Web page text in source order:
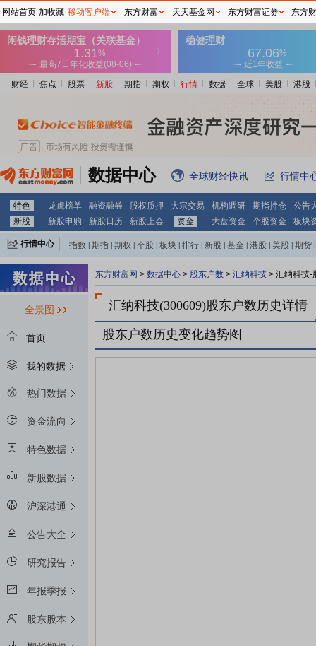
财经 焦点 股票 新股 期指 期权 行情 数据 全球 美股 港股
数据中心 全球财经快讯 行情中
特色 龙虎榜单 融资融券 股权质押 大宗交易 机构调研 期指持仓
公告
新股
新股申购 新股日历 新股上会 资金 大盘资金 个股资金 板块
行情中心 指数 期指 期权 个股 板块 排行 新股 基金 港股 美股 期货
全景图
首页
我的数据
热门数据
资金流向
特色数据
新股数据
沪深港通
公告大全
研究报告
年报季报
股东股本
东方财富网 > 数据中心 > 股东户数 > 汇纳科技 > 汇纳科技-
汇纳科技(300609)股东户数历史详情
股东户数历史变化趋势图
网站首页 加收藏 移动客户端 东方财富 天天基金网 东方财富证券 东方